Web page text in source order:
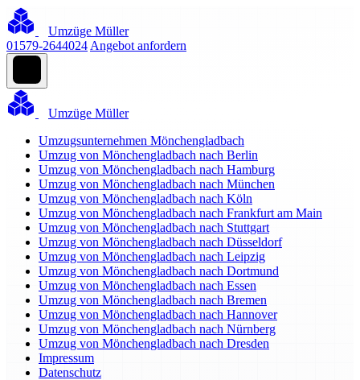
Umzüge Müller
01579-2644024 Angebot anfordern
Umzüge Müller
Umzugsunternehmen Mönchengladbach
Umzug von Mönchengladbach nach Berlin
Umzug von Mönchengladbach nach Hamburg
Umzug von Mönchengladbach nach München
Umzug von Mönchengladbach nach Köln
Umzug von Mönchengladbach nach Frankfurt am Main
Umzug von Mönchengladbach nach Stuttgart
Umzug von Mönchengladbach nach Düsseldorf
Umzug von Mönchengladbach nach Leipzig
Umzug von Mönchengladbach nach Dortmund
Umzug von Mönchengladbach nach Essen
Umzug von Mönchengladbach nach Bremen
Umzug von Mönchengladbach nach Hannover
Umzug von Mönchengladbach nach Nürnberg
Umzug von Mönchengladbach nach Dresden
Impressum
Datenschutz